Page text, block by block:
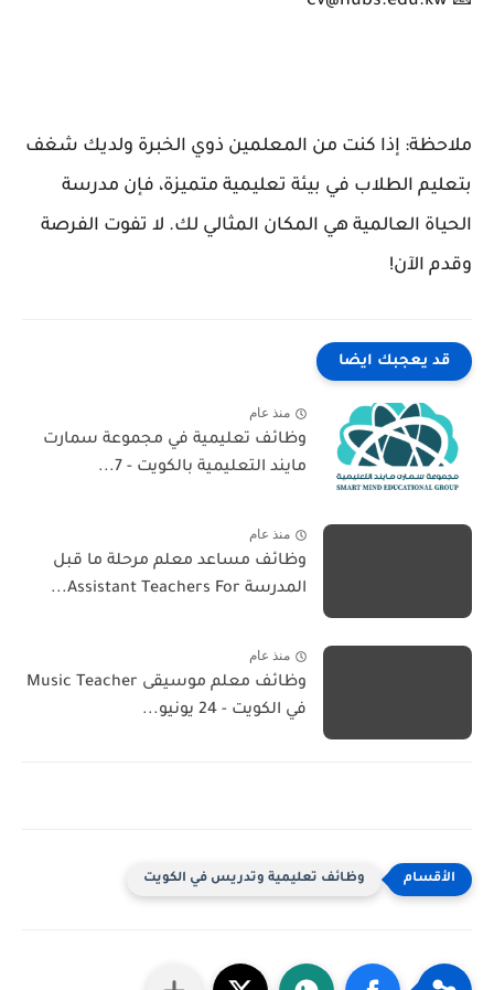
ملاحظة: إذا كنت من المعلمين ذوي الخبرة ولديك شغف
بتعليم الطلاب في بيئة تعليمية متميزة، فإن مدرسة
الحياة العالمية هي المكان المثالي لك. لا تفوت الفرصة
وقدم الآن!
قد يعجبك ايضا
منذ عام
وظائف تعليمية في مجموعة سمارت
مايند التعليمية بالكويت - 7...
منذ عام
وظائف مساعد معلم مرحلة ما قبل
المدرسة Assistant Teachers For...
منذ عام
وظائف معلم موسيقى Music Teacher
في الكويت - 24 يونيو...
وظائف تعليمية وتدريس في الكويت